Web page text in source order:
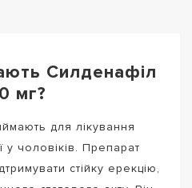
Силденафіл
мг?
для лікування
у чоловіків. Препарат
стійку ерекцію,